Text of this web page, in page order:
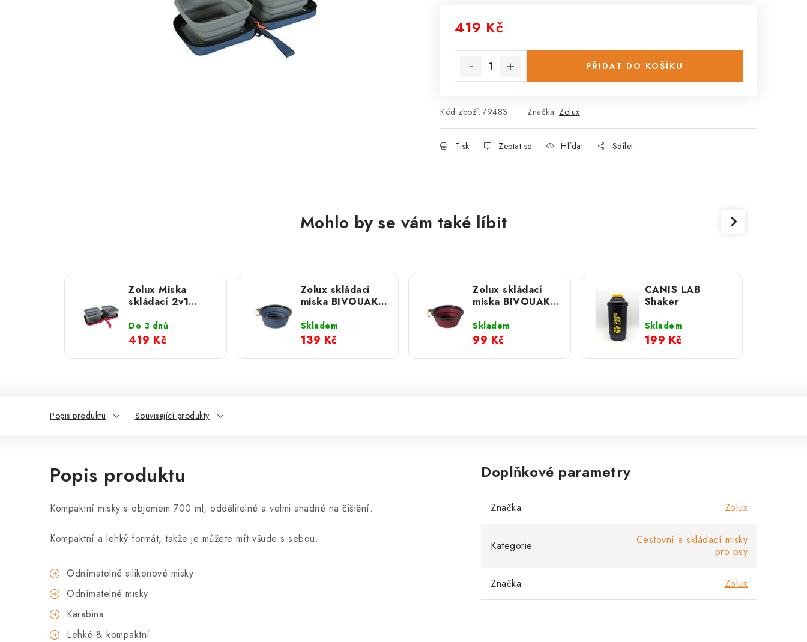
419 Kč
PŘIDAT DO KOŠÍKU
Kód zboží: 79483 Značka: Zolux
Tisk Zeptat se Hlídat Sdílet
Mohlo by se vám také líbit
Zolux Miska
skládací 2v1
červená
Do 3 dnů
419 Kč
Zolux skládací
miska BIVOUAK
Skladem
139 Kč
Zolux skládací
miska BIVOUAK
Skladem
99 Kč
CANIS LAB
Shaker
Skladem
199 Kč
Popis produktu Související produkty
Popis produktu
Kompaktní misky s objemem 700 ml, oddělitelné a velmi snadné na čištění.
Kompaktní a lehký formát, takže je můžete mít všude s sebou.
Odnímatelné silikonové misky
Odnímatelné misky
Karabina
Lehké & kompaktní
Doplňkové parametry
Značka Zolux
Kategorie
Cestovní a skládací misky
pro psy
Značka Zolux